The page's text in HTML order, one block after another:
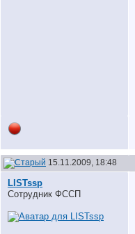
15.11.2009, 18:48
LISTssp
Сотрудник ФССП